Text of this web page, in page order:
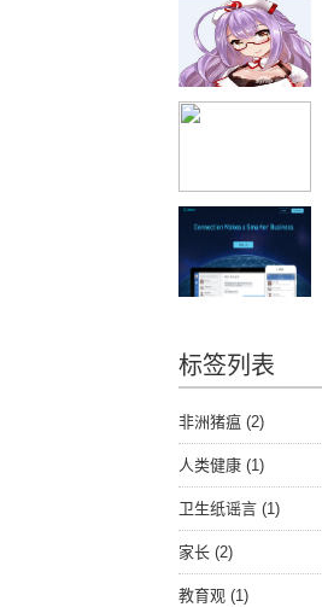
标签列表
非洲猪瘟 (2)
人类健康 (1)
卫生纸谣言 (1)
家长 (2)
教育观 (1)